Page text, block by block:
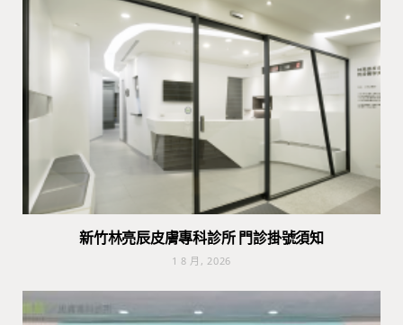
新竹林亮辰皮膚專科診所 門診掛號須知
1 8 月, 2026